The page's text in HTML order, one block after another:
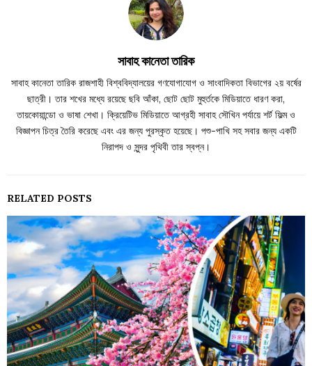
সাবাহ কানেতা তারিক
সাবাহ কানেতা তারিক রাজশাহী বিশ্ববিদ্যালয়ের গণযোগাযোগ ও সাংবাদিকতা বিভাগের ২য় বর্ষের
ছাত্রী। তার শখের মধ্যে রয়েছে ছবি আঁকা, ছোট ছোট মুহুর্তকে মিডিয়াতে ধারণ করা,
তায়কোয়ান্ডো ও ভাষা শেখা। ক্রিয়েটিভ মিডিয়াতে আগ্রহী সাবাহ সৌখিন পর্যায়ে শর্ট ফিল্ম ও
বিজ্ঞাপন চিত্র তৈরি করেছে এবং এর জন্য পুরস্কৃত হয়েছে। পশু-পাখি সহ সবার জন্য একটি
নিরাপদ ও সুন্দর পৃথিবী তার স্বপ্ন।
RELATED POSTS